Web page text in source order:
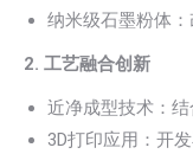
纳米级石墨粉体
2. 工艺融合创新
近净成型技术：
3D打印应用：开